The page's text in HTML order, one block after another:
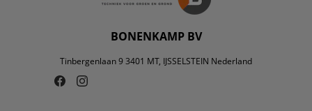
BONENKAMP BV
Tinbergenlaan 9 3401 MT, IJSSELSTEIN Nederland